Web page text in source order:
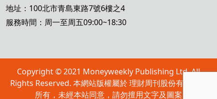
地址：100北市青島東路7號6樓之4
服務時間：周一至周五09:00~18:30
Copyright © 2021 Moneyweekly Publishing Ltd. All
Rights Reserved. 本網站版權屬於 理財周刊股份有限公司
所有，未經本站同意，請勿擅用文字及圖案